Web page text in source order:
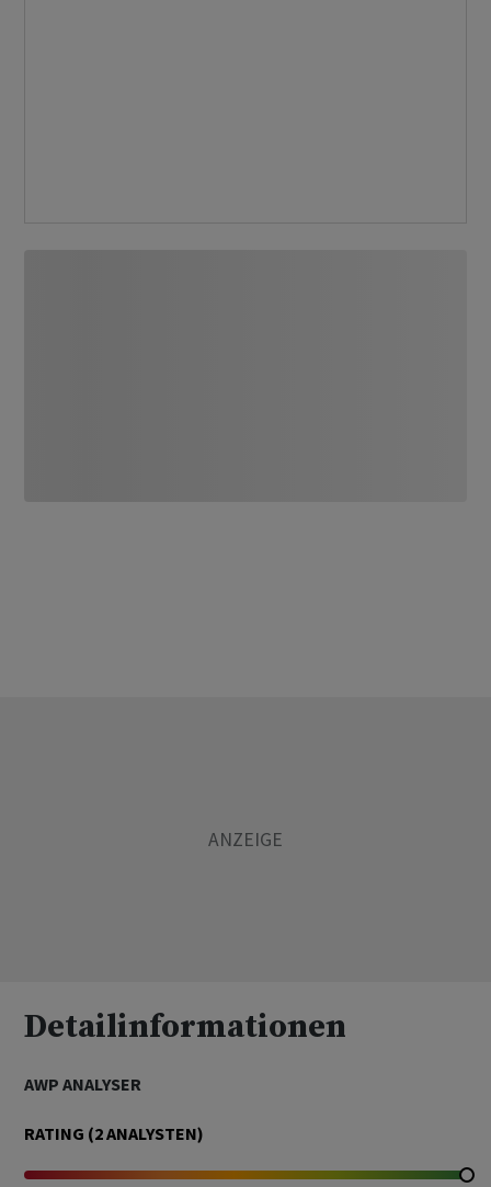
Detailinformationen
AWP ANALYSER
RATING (2ANALYSTEN)